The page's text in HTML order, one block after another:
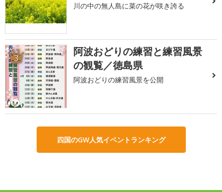
川の中の無人島に菜の花が咲き誇る
3
阿波おどりの練習と練習風景
の観覧／徳島県
阿波おどりの練習風景を公開
四国のGW人気イベントランキング